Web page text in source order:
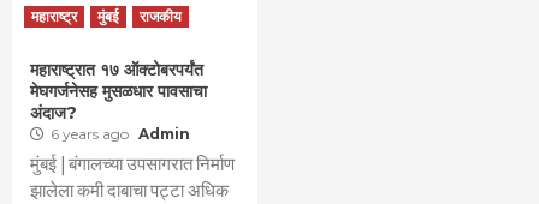
महाराष्ट्र
मुंबई राजकीय
महाराष्ट्रात १७ ऑक्टोबरपर्यंत
मेघगर्जनेसह मुसळधार पावसाचा
अंदाज?
6 years ago Admin
मुंबई | बंगालच्या उपसागरात निर्माण
झालेला कमी दाबाचा पट्टा अधिक